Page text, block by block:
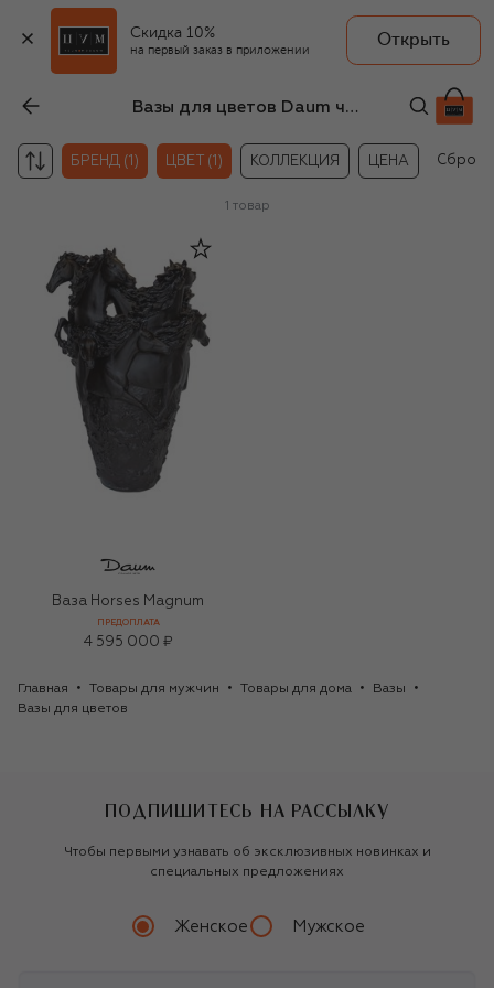
Скидка 10%
на первый заказ в приложении
Открыть
Вазы для цветов Daum чёрного цвета
БРЕНД (1) ЦВЕТ (1) КОЛЛЕКЦИЯ ЦЕНА
1 товар
Ваза Horses Magnum
ПРЕДОПЛАТА
4 595 000 ₽
Главная Товары для мужчин Товары для дома
Вазы
Вазы для цветов
ПОДПИШИТЕСЬ НА РАССЫЛКУ
Чтобы первыми узнавать об эксклюзивных новинках и
специальных предложениях
Женское Мужское